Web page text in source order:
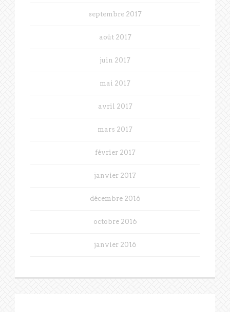
septembre 2017
août 2017
juin 2017
mai 2017
avril 2017
mars 2017
février 2017
janvier 2017
décembre 2016
octobre 2016
janvier 2016